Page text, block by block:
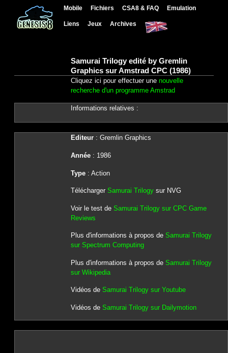
Mobile Fichiers CSA8 & FAQ Emulation
Liens Jeux Archives
Samurai Trilogy edité by Gremlin
Graphics sur Amstrad CPC (1986)
Cliquez ici pour effectuer une nouvelle
recherche d'un programme Amstrad
Informations relatives :
Editeur: Gremlin Graphics
Année: 1986
Type: Action
Télécharger Samurai Trilogysur NVG
Voir le test de Samurai Trilogy sur CPC Game
Reviews
Plus d'informations à propos de Samurai Trilogy
sur Spectrum Computing
Plus d'informations à propos de Samurai Trilogy
sur Wikipedia
Vidéos de Samurai Trilogy sur Youtube
Vidéos de Samurai Trilogy sur Dailymotion